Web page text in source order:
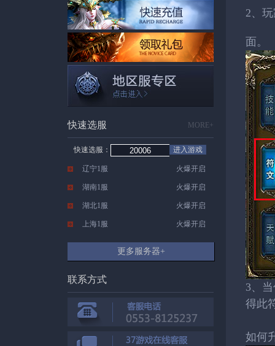
MORE+
快速选服
快速选服： 进入游戏
辽宁1服 火爆开启
湖南1服 火爆开启
湖北1服 火爆开启
上海1服 火爆开启
更多服务器+
联系方式
2、
面。
3、
得此
如何